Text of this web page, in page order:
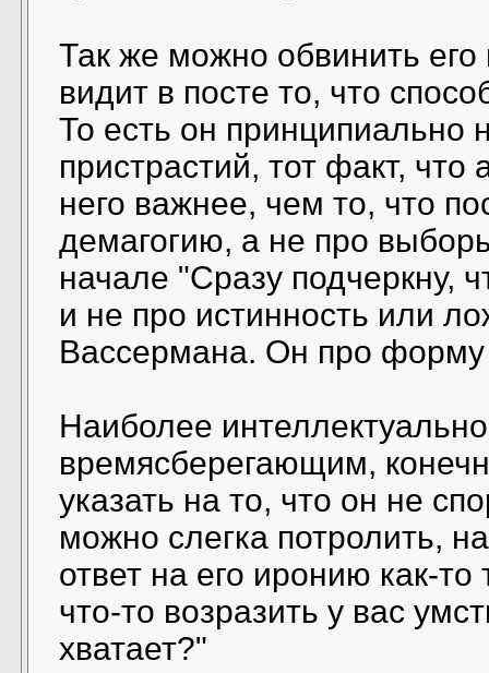
Так же можно обвинить его
видит в посте то, что
То есть он принципиально
пристрастий, тот факт, что
него важнее, чем то, что
демагогию, а не про
начале "Сразу подчеркну,
и не про истинность или
Вассермана. Он про форму
Наиболее
времясберегающим,
указать на то, что он не
можно слегка потролить,
ответ на его иронию как-
что-то возразить у вас
хватает?"